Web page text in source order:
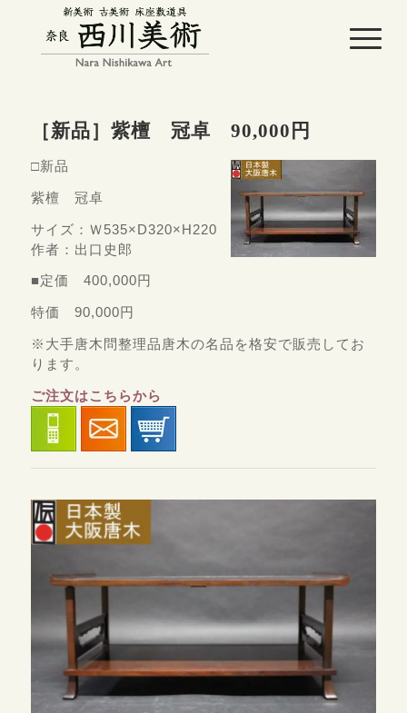
［新品］紫檀 冠卓 90,000円
□新品
紫檀 冠卓
サイズ：Ｗ535×D320×H220
作者：出口史郎
■定価 400,000円
特価 90,000円
※大手唐木問整理品唐木の名品を格安で販売してお
ります。
ご注文はこちらから